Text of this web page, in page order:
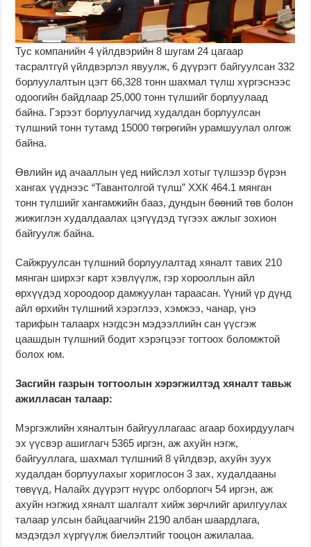
Тус компанийн 4 үйлдвэрийн 8 шугам 24 цагаар
тасралтгүй үйлдвэрлэл явуулж, 6 дүүрэгт байгуулсан 332
борлуулалтын цэгт 66,328 тонн шахмал түлш хүргэснээс
одоогийн байдлаар 25,000 тонн түлшийг борлуулаад
байна. Гэрээт борлуулагчид худалдан борлуулсан
түлшний тонн тутамд 15000 төгрөгийн урамшуулал олгож
байна.
Өвлийн ид ачааллын үед нийслэл хотыг түлшээр бүрэн
хангах үүднээс “Тавантолгой түлш” ХХК 464.1 мянган
тонн түлшийг хангамжийн бааз, дундын бөөний төв болон
жижиглэн худалдаалах цэгүүдэд түгээх ажлыг зохион
байгуулж байна.
Сайжруулсан түлшний борлуулалтад хяналт тавих 210
мянган ширхэг карт хэвлүүлж, гэр хорооллын айл
өрхүүдэд хороодоор дамжуулан тараасан. Үүний үр дүнд
айл өрхийн түлшний хэрэглээ, хэмжээ, чанар, үнэ
тарифын талаарх нэгдсэн мэдээллийн сан үүсгэж
цаашдын түлшний бодит хэрэгцээг тогтоох боломжтой
болох юм.
Засгийн газрын тогтоолын хэрэгжилтэд хяналт тавьж
ажилласан талаар:
Мэргэжлийн хяналтын байгууллагаас агаар бохирдуулагч
эх үүсвэр ашиглагч 5365 иргэн, аж ахуйн нэгж,
байгууллага, шахмал түлшний 8 үйлдвэр, ахуйн зуух
худалдан борлуулахыг хориглосон 3 зах, худалдааны
төвүүд, Налайх дүүрэгт нүүрс олборлогч 54 иргэн, аж
ахуйн нэгжид хяналт шалгалт хийж зөрчлийг арилгуулах
талаар улсын байцаагчийн 2190 албан шаардлага,
мэдэгдэл хүргүүлж биелэлтийг тооцон ажилалаа.